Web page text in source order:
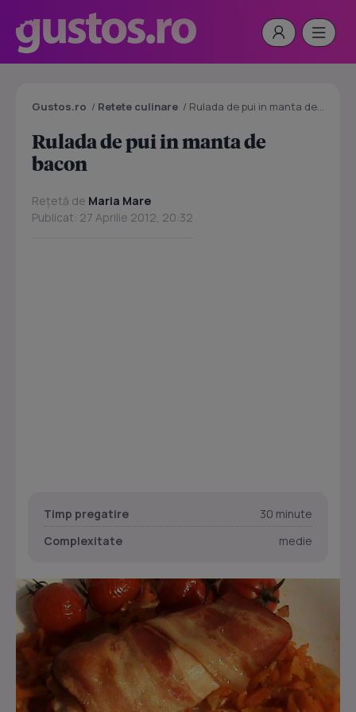
Gustos.ro / Retete culinare / Rulada de pui in manta de bacon
Rulada de pui in manta de
bacon
Rețetă de Maria Mare
Publicat: 27 Aprilie 2012, 20:32
Timp pregatire
30 minute
Complexitate
medie